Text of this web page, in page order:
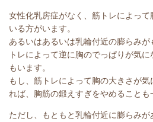
女性化乳房症がなく、筋トレによっ
いる方がいます。
あるいはあるいは乳輪付近の膨らみ
トレによって逆に胸のでっぱりが気
もいます。
もし、筋トレによって胸の大きさが
れば、胸筋の鍛えすぎをやめることも
ただし、もともと乳輪付近に膨らみ